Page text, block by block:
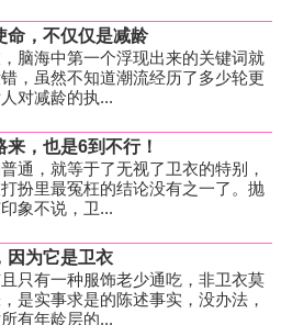
命，不仅仅是减龄
脑海中第一个浮现出来的关键词就
，虽然不知道潮流经历了多少轮更
对减龄的执...
来，也是6到不行！
通，就等于了无视了卫衣的特别，
扮里最冤枉的结论没有之一了。抛
象不说，卫...
因为它是卫衣
只有一种服饰老少通吃，非卫衣莫
是实事求是的陈述事实，没办法，
有年龄层的...